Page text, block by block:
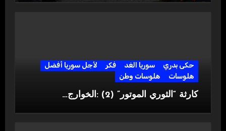
حكى بدري سوريا الغد فكر
لأجل سوريا أفضل
هلوسات
هلوسات وطن
كارثة “الثوري الموتور” (2) :الخوارج…